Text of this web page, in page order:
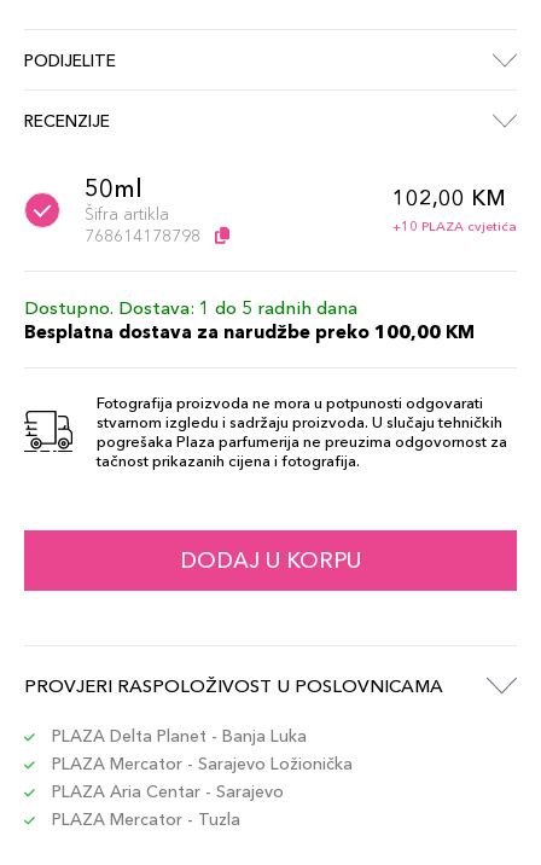
PODIJELITE
RECENZIJE
50ml
Šifra artikla
768614178798
102,00 KM
+10 PLAZA cvjetića
Dostupno. Dostava: 1 do 5 radnih dana
Besplatna dostava za narudžbe preko 100,00 KM
Fotografija proizvoda ne mora u potpunosti odgovarati
stvarnom izgledu i sadržaju proizvoda. U slučaju tehničkih
pogrešaka Plaza parfumerija ne preuzima odgovornost za
tačnost prikazanih cijena i fotografija.
DODAJ U KORPU
PROVJERI RASPOLOŽIVOST U POSLOVNICAMA
PLAZA Delta Planet - Banja Luka
PLAZA Mercator - Sarajevo Ložionička
PLAZA Aria Centar - Sarajevo
PLAZA Mercator - Tuzla